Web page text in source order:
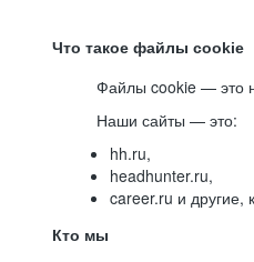
Что такое файлы cookie
Файлы cookie — это
Наши сайты — это:
hh.ru,
headhunter.ru,
career.ru и
Кто мы